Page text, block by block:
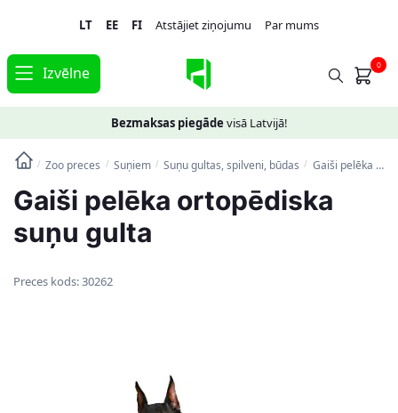
navigation
content
LT EE FI Atstājiet ziņojumu Par mums
Izvēlne 0
Bezmaksas piegāde visā Latvijā!
/ Zoo preces / Suņiem / Suņu gultas, spilveni, būdas / Gaiši pelēka ortopēdiska suņu gulta
Gaiši pelēka ortopēdiska
suņu gulta
Preces kods:30262